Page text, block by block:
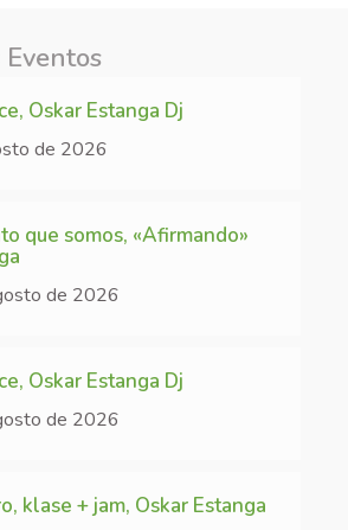
Oskar Estanga Dj
de 2026
que somos, «Afirmando»
de 2026
Oskar Estanga Dj
de 2026
klase + jam, Oskar Estanga